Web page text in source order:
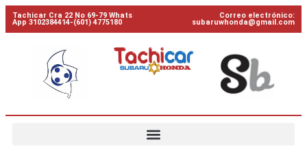
Tachicar Cra 22 No 69-79 Whats
App 3102384414-(601) 4775180
Correo electrónico:
subaruwhonda@gmail.com